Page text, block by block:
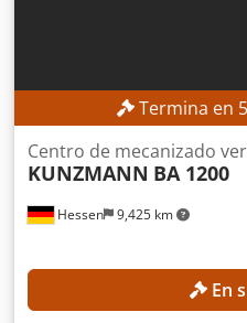
Termina en 5
Hessen 9,425 km
Centro de mecanizado
KUNZMANN BA 1200
En